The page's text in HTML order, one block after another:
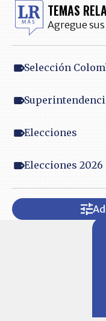
TEMAS
Agregue
Selección
Elecciones
Elecciones 2026